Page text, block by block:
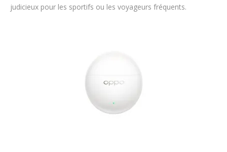
judicieux pour les sportifs ou les voyageurs fréquents.